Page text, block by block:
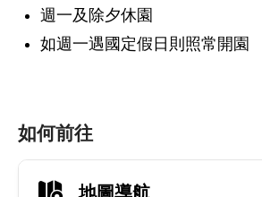
週一及除夕休園
如週一遇國定假日則照常開園
如何前往
地圖導航